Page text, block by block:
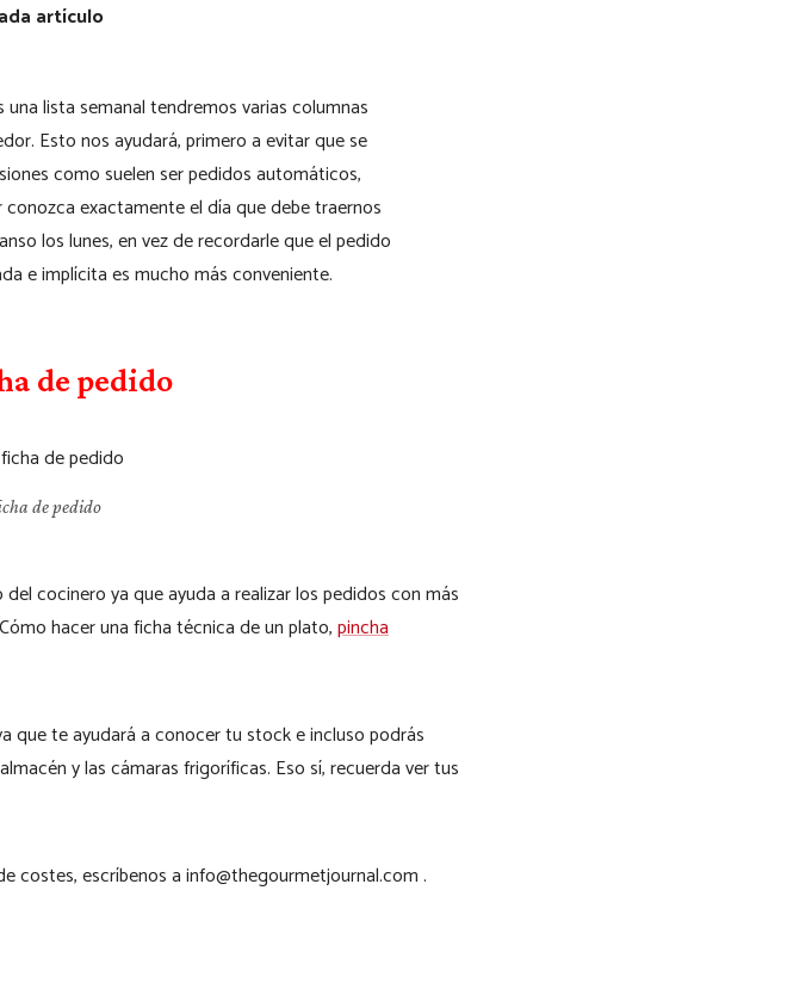
artículo
una lista semanal tendremos varias columnas
Esto nos ayudará, primero a evitar que se
como suelen ser pedidos automáticos,
exactamente el día que debe traernos
los lunes, en vez de recordarle que el pedido
e implícita es mucho más conveniente.
de pedido
de pedido
cocinero ya que ayuda a realizar los pedidos con más
hacer una ficha técnica de un plato,pincha
que te ayudará a conocer tu stock e incluso podrás
y las cámaras frigoríficas. Eso sí, recuerda ver tus
costes, escríbenos a info@thegourmetjournal.com .